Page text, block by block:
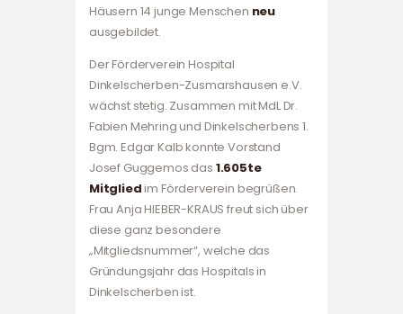
Häusern 14 junge Menschen neu
ausgebildet.
Der Förderverein Hospital
Dinkelscherben-Zusmarshausen e.V.
wächst stetig. Zusammen mit MdL Dr.
Fabien Mehring und Dinkelscherbens 1.
Bgm. Edgar Kalb konnte Vorstand
Josef Guggemos das 1.605te
Mitgliedim Förderverein begrüßen.
Frau Anja HIEBER-KRAUS freut sich über
diese ganz besondere
„Mitgliedsnummer“, welche das
Gründungsjahr das Hospitals in
Dinkelscherben ist.